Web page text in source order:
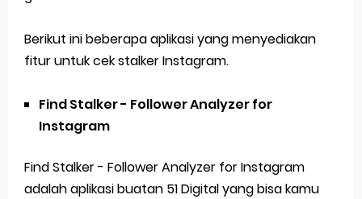
Berikut ini beberapa aplikasi yang menyediakan
fitur untuk cek stalker Instagram.
Find Stalker - Follower Analyzer for
Instagram
Find Stalker - Follower Analyzer for Instagram
adalah aplikasi buatan 51 Digital yang bisa kamu